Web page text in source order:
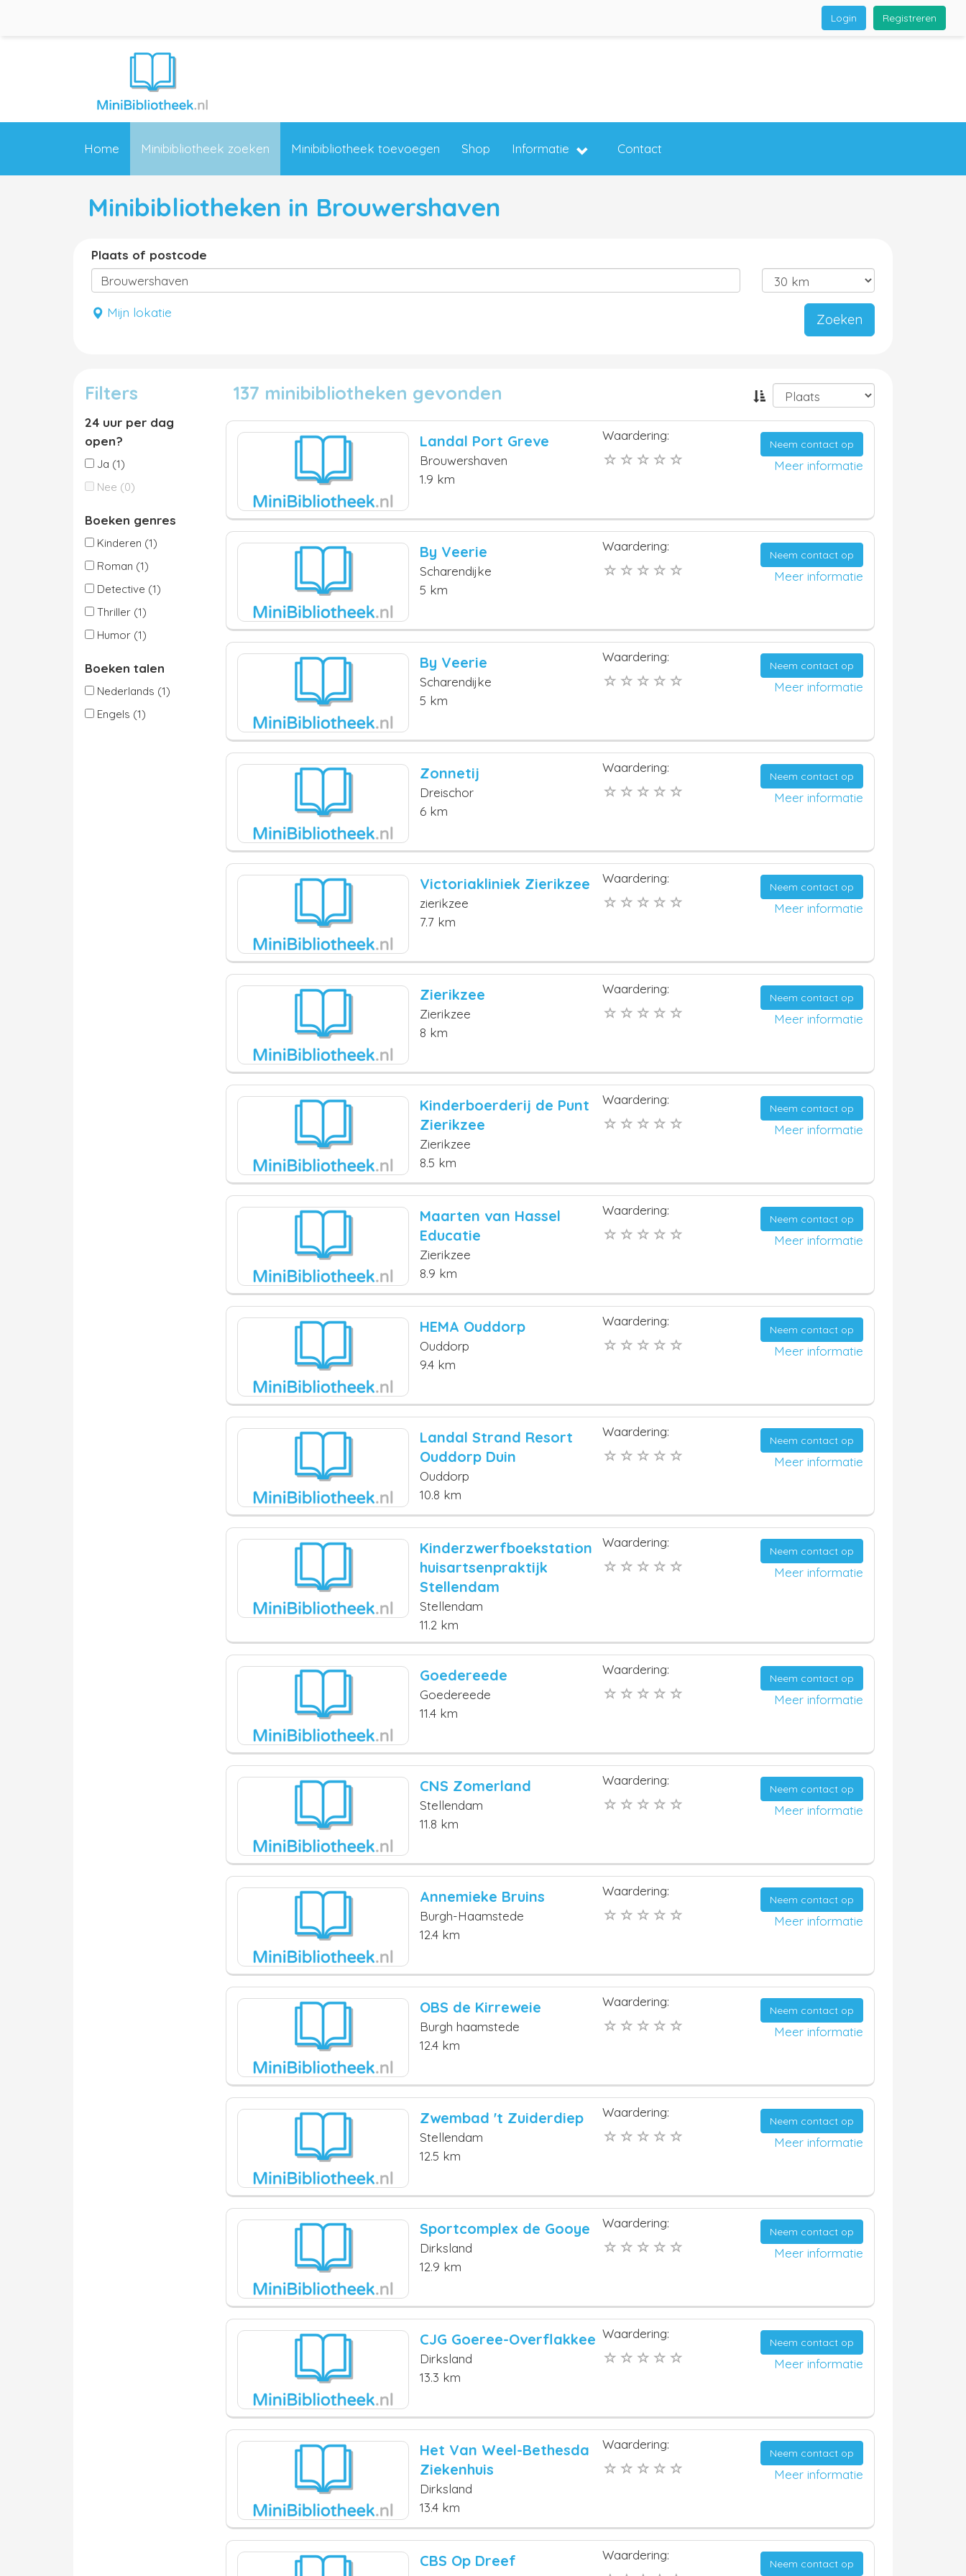
Registreren
Login
Home Minibibliotheek zoeken Minibibliotheek toevoegen Shop Informatie Contact
Minibibliotheken in Brouwershaven
Plaats of postcode
Mijn lokatie Zoeken
Filters
24 uur per dag
open?
Ja (1)
Nee (0)
Boeken genres
Kinderen (1)
Roman (1)
Detective (1)
Thriller (1)
Humor (1)
Boeken talen
Nederlands (1)
Engels (1)
137 minibibliotheken gevonden
Landal Port Greve
Brouwershaven
1.9 km
Waardering:
Neem contact op
Meer informatie
By Veerie
Scharendijke
5 km
Waardering:
Neem contact op
Meer informatie
By Veerie
Scharendijke
5 km
Waardering:
Neem contact op
Meer informatie
Zonnetij
Dreischor
6 km
Waardering:
Neem contact op
Meer informatie
Victoriakliniek Zierikzee
zierikzee
7.7 km
Waardering:
Neem contact op
Meer informatie
Zierikzee
Zierikzee
8 km
Waardering:
Neem contact op
Meer informatie
Kinderboerderij de Punt
Zierikzee
Zierikzee
8.5 km
Waardering:
Neem contact op
Meer informatie
Maarten van Hassel
Educatie
Zierikzee
8.9 km
Waardering:
Neem contact op
Meer informatie
HEMA Ouddorp
Ouddorp
9.4 km
Waardering:
Neem contact op
Meer informatie
Landal Strand Resort
Ouddorp Duin
Ouddorp
10.8 km
Waardering:
Neem contact op
Meer informatie
Kinderzwerfboekstation
huisartsenpraktijk
Stellendam
Stellendam
11.2 km
Waardering:
Neem contact op
Meer informatie
Goedereede
Goedereede
11.4 km
Waardering:
Neem contact op
Meer informatie
CNS Zomerland
Stellendam
11.8 km
Waardering:
Neem contact op
Meer informatie
Annemieke Bruins
Burgh-Haamstede
12.4 km
Waardering:
Neem contact op
Meer informatie
OBS de Kirreweie
Burgh haamstede
12.4 km
Waardering:
Neem contact op
Meer informatie
Zwembad 't Zuiderdiep
Stellendam
12.5 km
Waardering:
Neem contact op
Meer informatie
Sportcomplex de Gooye
Dirksland
12.9 km
Waardering:
Neem contact op
Meer informatie
CJG Goeree-Overflakkee
Dirksland
13.3 km
Waardering:
Neem contact op
Meer informatie
Het Van Weel-Bethesda
Ziekenhuis
Dirksland
13.4 km
Waardering:
Neem contact op
Meer informatie
CBS Op Dreef Waardering:
Neem contact op